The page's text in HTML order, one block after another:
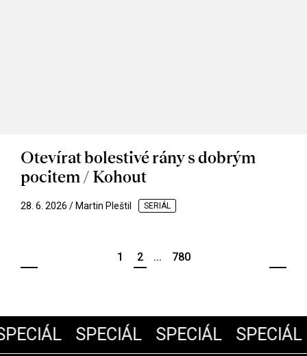
Otevírat bolestivé rány s dobrým
pocitem / Kohout
28. 6. 2026 / Martin Pleštil SERIÁL
1 2 ... 780
SPECIÁL SPECIÁL SPECIÁL